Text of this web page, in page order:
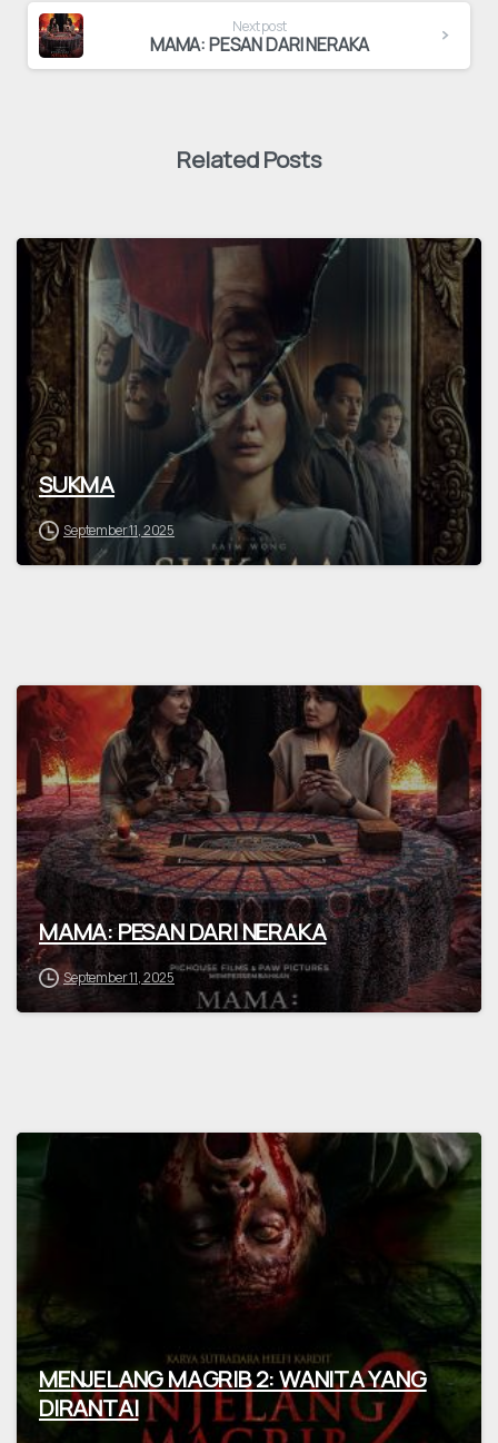
Next post
MAMA: PESAN DARI NERAKA
Related Posts
SUKMA
September 11, 2025
MAMA: PESAN DARI NERAKA
September 11, 2025
MENJELANG MAGRIB 2: WANITA YANG
DIRANTAI